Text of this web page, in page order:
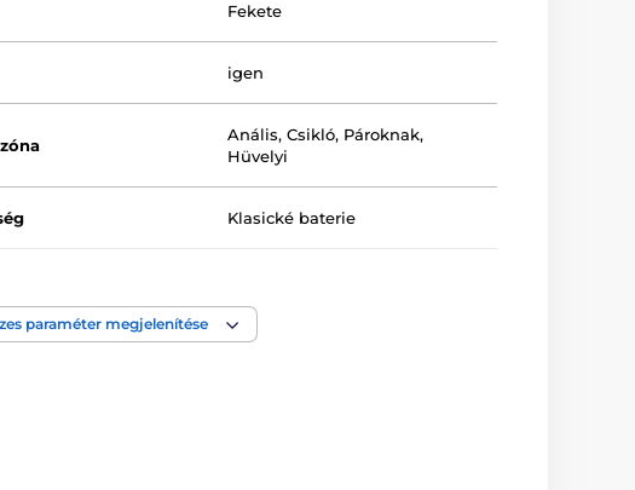
Fekete
igen
Anális,Csikló, Pároknak,
Hüvelyi
Klasické baterie
paraméter megjelenítése